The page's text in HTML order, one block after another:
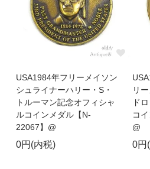
USA1984年フリーメイソン
シュライナーハリー・S・
トルーマン記念オフィシャ
ルコインメダル【N-
22067】@
0円(内税)
リ
ド
コ
@
0円